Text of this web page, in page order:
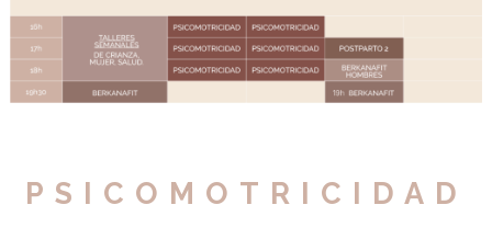
PSICOMOTRICIDAD